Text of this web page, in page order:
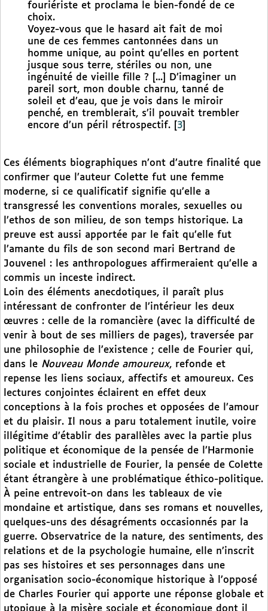
fouriériste et proclama le bien-fondé de ce
choix.
Voyez-vous que le hasard ait fait de moi
une de ces femmes cantonnées dans un
homme unique, au point qu’elles en portent
jusque sous terre, stériles ou non, une
ingénuité de vieille fille ? [...] D’imaginer un
pareil sort, mon double charnu, tanné de
soleil et d’eau, que je vois dans le miroir
penché, en tremblerait, s’il pouvait trembler
encore d’un péril rétrospectif.
3
Ces éléments biographiques n’ont d’autre finalité que
confirmer que l’auteur Colette fut une femme
moderne, si ce qualificatif signifie qu’elle a
transgressé les conventions morales, sexuelles ou
l’ethos de son milieu, de son temps historique. La
preuve est aussi apportée par le fait qu’elle fut
l’amante du fils de son second mari Bertrand de
Jouvenel : les anthropologues affirmeraient qu’elle a
commis un inceste indirect.
Loin des éléments anecdotiques, il paraît plus
intéressant de confronter de l’intérieur les deux
œuvres : celle de la romancière (avec la difficulté de
venir à bout de ses milliers de pages), traversée par
une philosophie de l’existence ; celle de Fourier qui,
dans le Nouveau Monde amoureux, refonde et
repense les liens sociaux, affectifs et amoureux. Ces
lectures conjointes éclairent en effet deux
conceptions à la fois proches et opposées de l’amour
et du plaisir. Il nous a paru totalement inutile, voire
illégitime d’établir des parallèles avec la partie plus
politique et économique de la pensée de l’Harmonie
sociale et industrielle de Fourier, la pensée de Colette
étant étrangère à une problématique éthico-politique.
À peine entrevoit-on dans les tableaux de vie
mondaine et artistique, dans ses romans et nouvelles,
quelques-uns des désagréments occasionnés par la
guerre. Observatrice de la nature, des sentiments, des
relations et de la psychologie humaine, elle n’inscrit
pas ses histoires et ses personnages dans une
organisation socio-économique historique à l’opposé
de Charles Fourier qui apporte une réponse globale et
utopique à la misère sociale et économique dont il